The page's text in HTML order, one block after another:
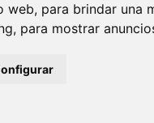
web, para brindar una
, para mostrar